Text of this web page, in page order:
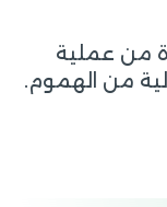
من عملية
من الهموم.